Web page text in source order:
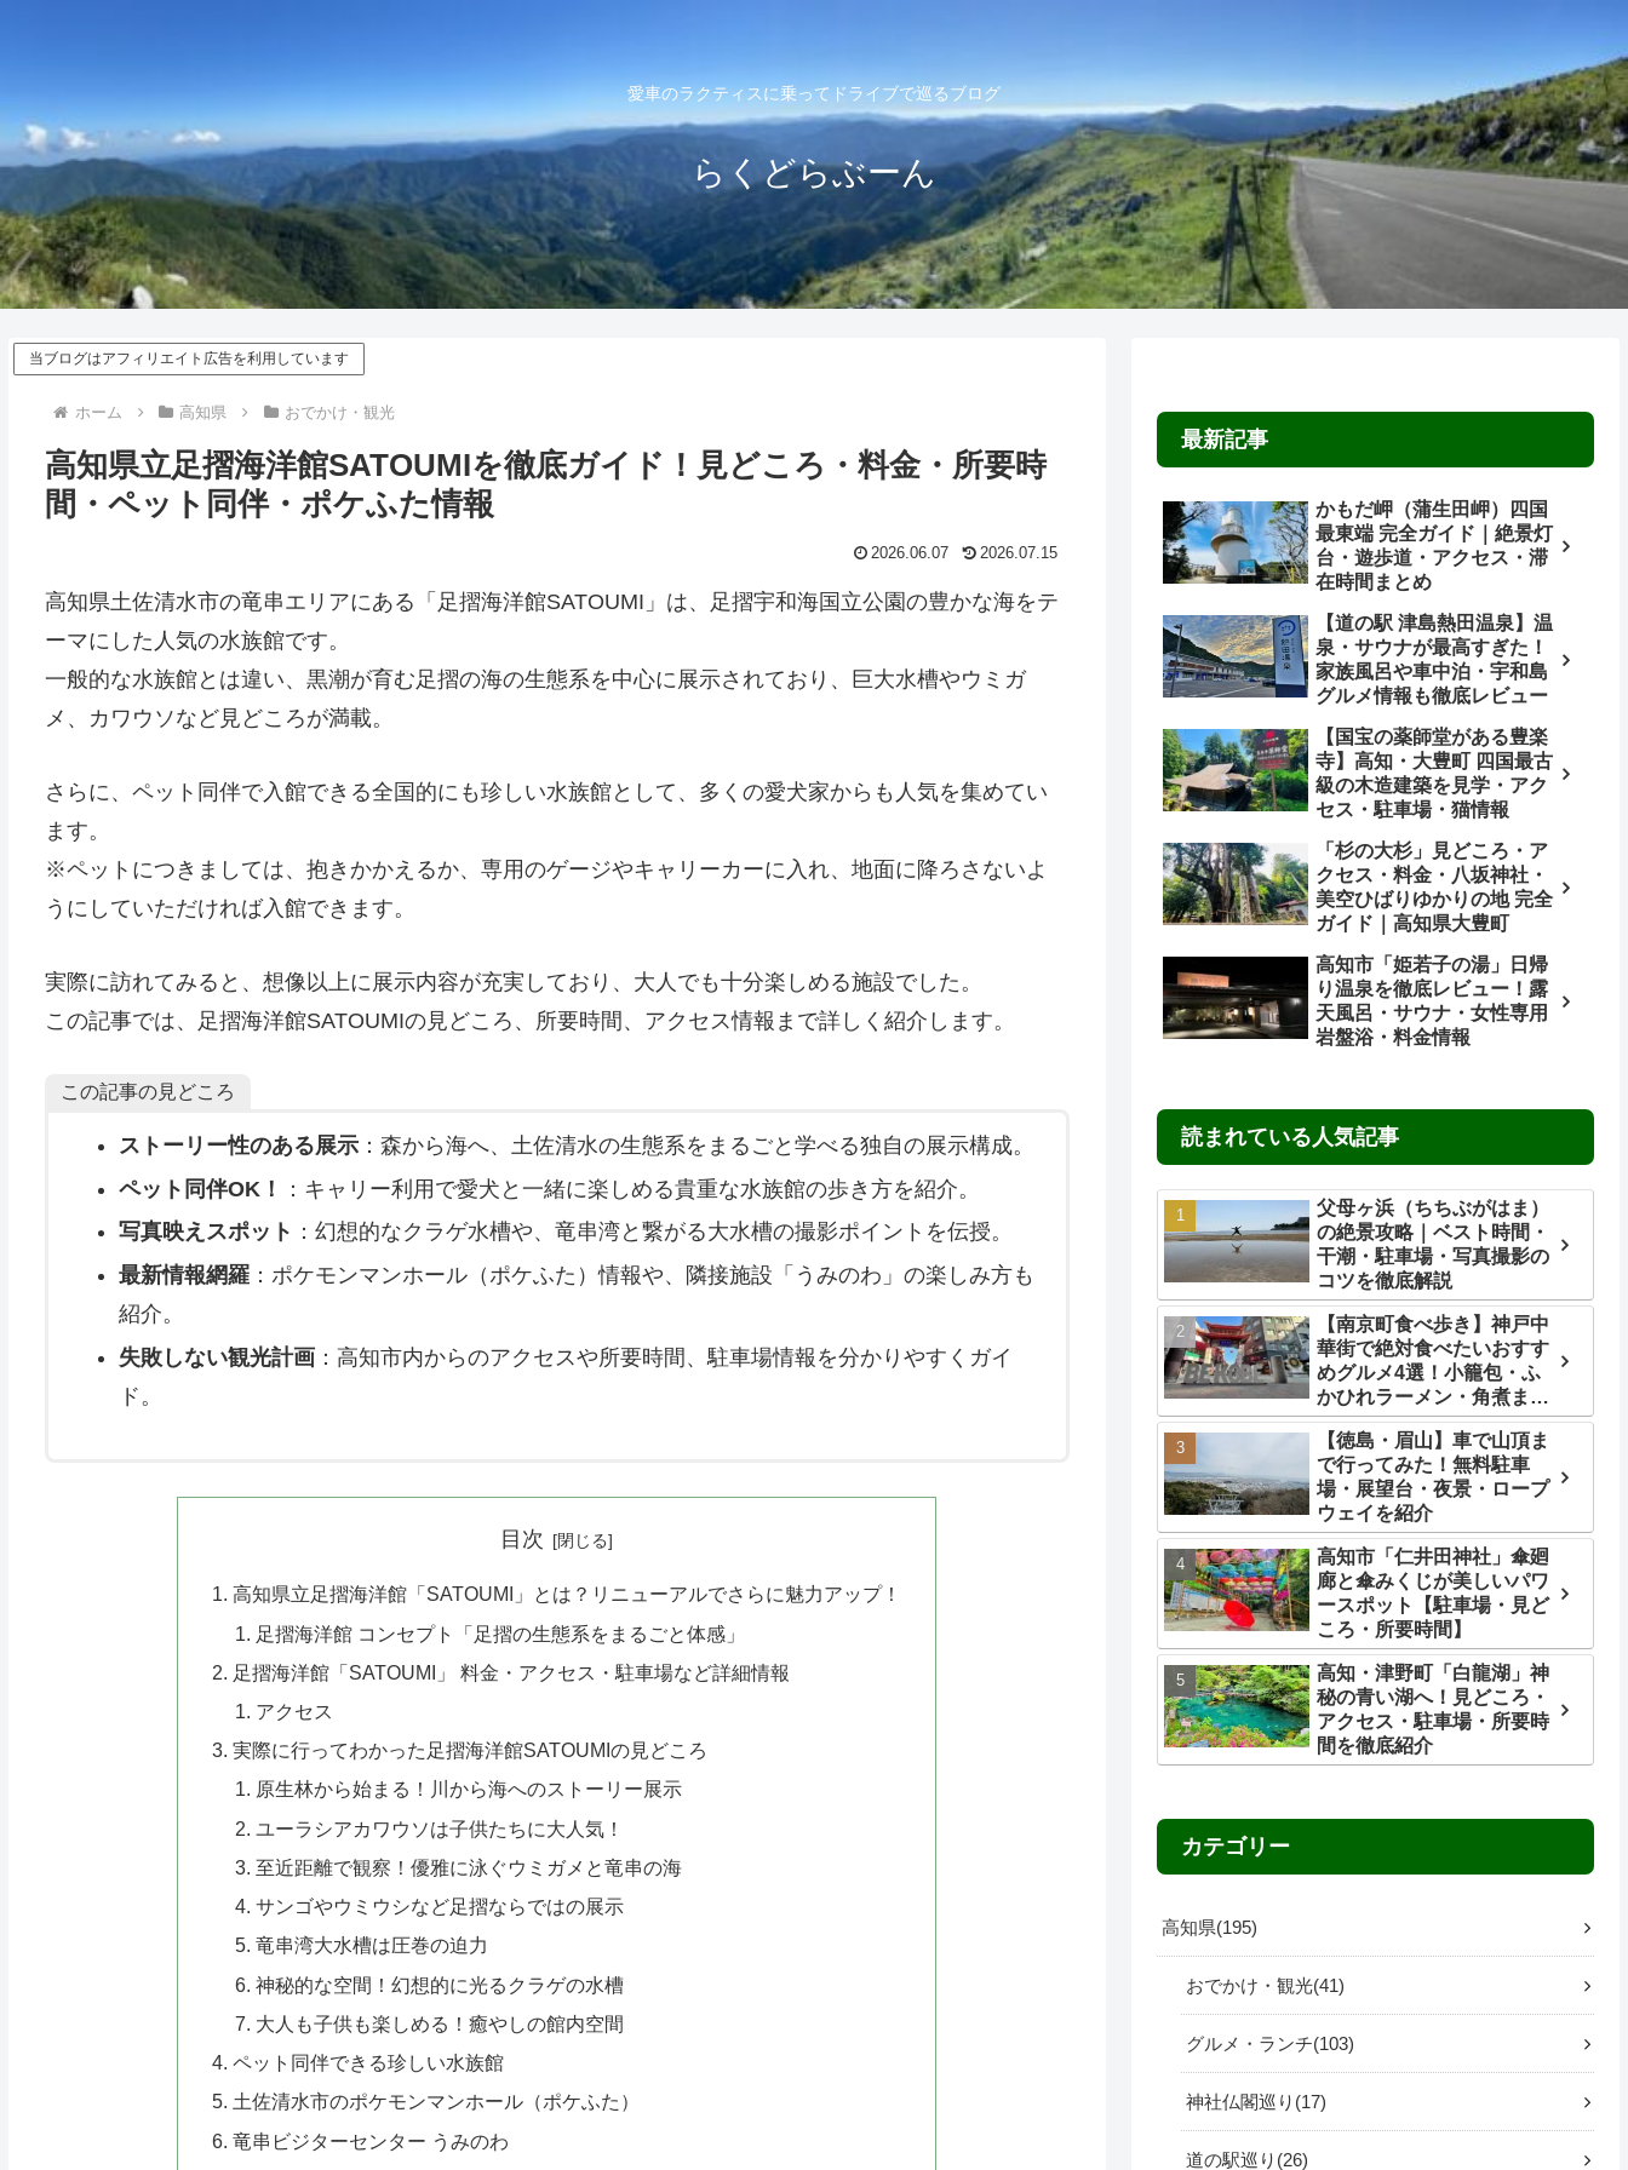
愛車のラクティスに乗ってドライブで巡るブログ
らくどらぶーん
当ブログはアフィリエイト広告を利用しています
ホーム 高知県 おでかけ・観光
高知県立足摺海洋館SATOUMIを徹底ガイド！見どころ・料金・所要時
間・ペット同伴・ポケふた情報
2026.06.07 2026.07.15
高知県土佐清水市の竜串エリアにある「足摺海洋館SATOUMI」は、足摺宇和海国立公園の豊かな海をテ
ーマにした人気の水族館です。
一般的な水族館とは違い、黒潮が育む足摺の海の生態系を中心に展示されており、巨大水槽やウミガ
メ、カワウソなど見どころが満載。
さらに、ペット同伴で入館できる全国的にも珍しい水族館として、多くの愛犬家からも人気を集めてい
ます。
※ペットにつきましては、抱きかかえるか、専用のゲージやキャリーカーに入れ、地面に降ろさないよ
うにしていただければ入館できます。
実際に訪れてみると、想像以上に展示内容が充実しており、大人でも十分楽しめる施設でした。
この記事では、足摺海洋館SATOUMIの見どころ、所要時間、アクセス情報まで詳しく紹介します。
この記事の見どころ
ストーリー性のある展示：森から海へ、土佐清水の生態系をまるごと学べる独自の展示構成。
ペット同伴OK！
：キャリー利用で愛犬と一緒に楽しめる貴重な水族館の歩き方を紹介。
写真映えスポット ：幻想的なクラゲ水槽や、竜串湾と繋がる大水槽の撮影ポイントを伝授。
最新情報網羅：ポケモンマンホール（ポケふた）情報や、隣接施設「うみのわ」の楽しみ方も
紹介。
失敗しない観光計画：高知市内からのアクセスや所要時間、駐車場情報を分かりやすくガイ
ド。
目次
高知県立足摺海洋館「SATOUMI」とは？リニューアルでさらに魅力アップ！
足摺海洋館 コンセプト「足摺の生態系をまるごと体感」
足摺海洋館「SATOUMI」 料金・アクセス・駐車場など詳細情報
アクセス
実際に行ってわかった足摺海洋館SATOUMIの見どころ
原生林から始まる！川から海へのストーリー展示
ユーラシアカワウソは子供たちに大人気！
至近距離で観察！優雅に泳ぐウミガメと竜串の海
サンゴやウミウシなど足摺ならではの展示
竜串湾大水槽は圧巻の迫力
神秘的な空間！幻想的に光るクラゲの水槽
大人も子供も楽しめる！癒やしの館内空間
ペット同伴できる珍しい水族館
土佐清水市のポケモンマンホール（ポケふた）
竜串ビジターセンター うみのわ
最新記事
かもだ岬（蒲生田岬）四国
最東端 完全ガイド｜絶景灯
台・遊歩道・アクセス・滞
在時間まとめ
【道の駅 津島熱田温泉】温
泉・サウナが最高すぎた！
家族風呂や車中泊・宇和島
グルメ情報も徹底レビュー
【国宝の薬師堂がある豊楽
寺】高知・大豊町 四国最古
級の木造建築を見学・アク
セス・駐車場・猫情報
「杉の大杉」見どころ・ア
クセス・料金・八坂神社・
美空ひばりゆかりの地 完全
ガイド｜高知県大豊町
高知市「姫若子の湯」日帰
り温泉を徹底レビュー！露
天風呂・サウナ・女性専用
岩盤浴・料金情報
読まれている人気記事
父母ヶ浜（ちちぶがはま）
の絶景攻略｜ベスト時間・
干潮・駐車場・写真撮影の
コツを徹底解説
【南京町食べ歩き】神戸中
華街で絶対食べたいおすす
めグルメ4選！小籠包・ふ
かひれラーメン・角煮ま
ん・ごま団子を実食レビュ
ー
【徳島・眉山】車で山頂ま
で行ってみた！無料駐車
場・展望台・夜景・ロープ
ウェイを紹介
高知市「仁井田神社」傘廻
廊と傘みくじが美しいパワ
ースポット【駐車場・見ど
ころ・所要時間】
高知・津野町「白龍湖」神
秘の青い湖へ！見どころ・
アクセス・駐車場・所要時
間を徹底紹介
カテゴリー
高知県 195
おでかけ・観光 41
グルメ・ランチ 103
神社仏閣巡り 17
道の駅巡り 26